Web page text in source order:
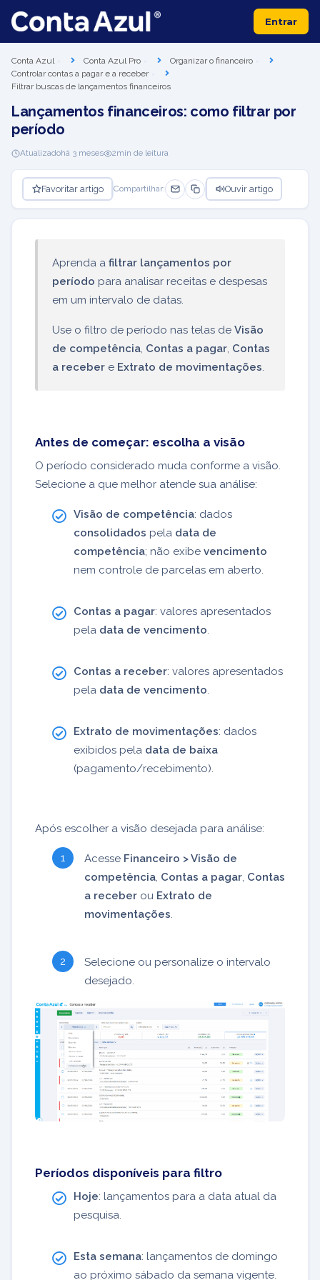
Entrar
Conta Azul Conta Azul Pro
Organizar o financeiro
Controlar contas a pagar e a receber
Filtrar buscas de lançamentos financeiros
Lançamentos financeiros: como filtrar por
período
Atualizadohá 3 meses 2min de leitura
Favoritar artigo Compartilhar: Ouvir artigo
Aprenda a filtrar lançamentos por
período para analisar receitas e despesas
em um intervalo de datas.
Use o filtro de período nas telas de Visão
de competência, Contas a pagar, Contas
a receber e Extrato de movimentações.
Antes de começar: escolha a visão
O período considerado muda conforme a visão.
Selecione a que melhor atende sua análise:
Visão de competência: dados
consolidados pela data de
competência; não exibe vencimento
nem controle de parcelas em aberto.
Contas a pagar: valores apresentados
pela data de vencimento
Contas a receber: valores apresentados
pela data de vencimento
Extrato de movimentações: dados
exibidos pela data de baixa
(pagamento/recebimento).
Após escolher a visão desejada para análise:
Acesse Financeiro > Visão de
competência Contas a pagar Contas
a receber ou Extrato de
movimentações
Selecione ou personalize o intervalo
desejado.
Períodos disponíveis para filtro
Hoje: lançamentos para a data atual da
pesquisa.
Esta semana: lançamentos de domingo
ao próximo sábado da semana vigente.